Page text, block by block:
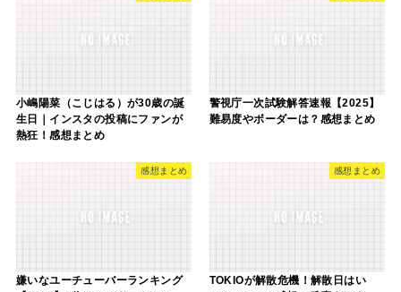
小嶋陽菜（こじはる）が30歳の誕
生日｜インスタの投稿にファンが
熱狂！感想まとめ
警視庁一次試験解答速報【2025】
難易度やボーダーは？感想まとめ
感想まとめ
嫌いなユーチューバーランキング
感想まとめ
TOKIOが解散危機！解散日はい